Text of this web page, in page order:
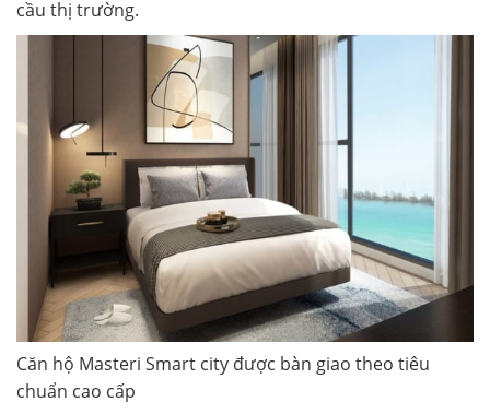
cầu thị trường.
Căn hộ Masteri Smart city được bàn giao theo tiêu
chuẩn cao cấp